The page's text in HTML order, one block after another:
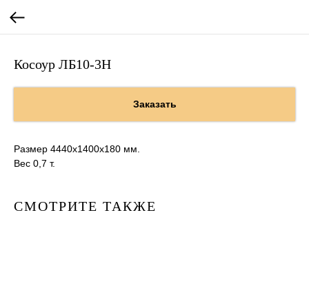
Косоур ЛБ10-3Н
Заказать
Размер 4440х1400х180 мм.
Вес 0,7 т.
СМОТРИТЕ ТАКЖЕ